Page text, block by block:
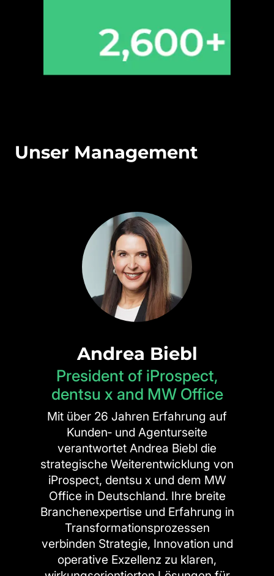
Unser Management
Andrea Biebl
President of iProspect,
dentsu x and MW Office
Mit über 26 Jahren Erfahrung auf
Kunden‑ und Agenturseite
verantwortet Andrea Biebl die
strategische Weiterentwicklung von
iProspect, dentsu x und dem MW
Office in Deutschland. Ihre breite
Branchenexpertise und Erfahrung in
Transformationsprozessen
verbinden Strategie, Innovation und
operative Exzellenz zu klaren,